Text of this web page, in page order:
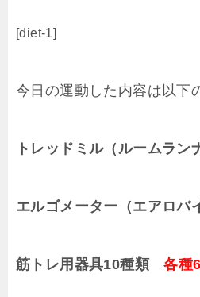
[diet-1]
今日の運動した内容は以下
トレッドミル（ルームラ
エルゴメーター（エアロ
筋トレ用器具10種類各種